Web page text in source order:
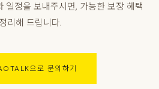
일정을 보내주시면, 가능한 보장 혜택
리해 드립니다.
으로 문의하기